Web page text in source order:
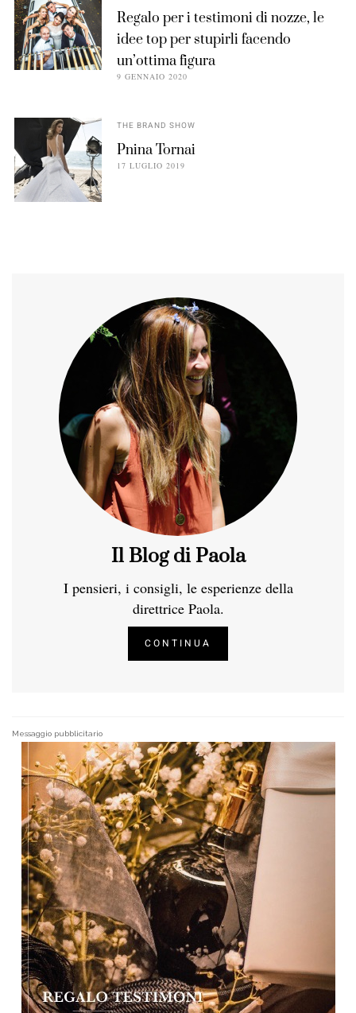
Regalo per i testimoni di nozze, le
idee top per stupirli facendo
un’ottima figura
9 GENNAIO 2020
THE BRAND SHOW
Pnina Tornai
17 LUGLIO 2019
Il Blog di Paola
I pensieri, i consigli, le esperienze della
direttrice Paola.
CONTINUA
Messaggio pubblicitario